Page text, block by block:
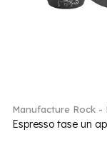
Manufacture Rock -
Espresso tase un